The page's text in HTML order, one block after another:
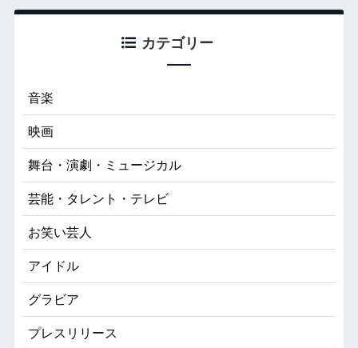
カテゴリー
音楽
映画
舞台・演劇・ミュージカル
芸能・タレント・テレビ
お笑い芸人
アイドル
グラビア
プレスリリース